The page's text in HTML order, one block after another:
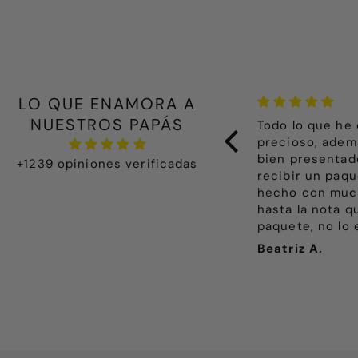
LO QUE ENAMORA A
NUESTROS PAPÁS
+1239 opiniones verificadas
especial y delicado. La
de la ropita destila
y la calidad es de diez. Lo
para mi primera nieta y me
Todo lo que he
precioso,
bien
recibir un
hecho con
hasta la nota
paquete, no lo
Nadia, es la
algo en
Beatriz A.